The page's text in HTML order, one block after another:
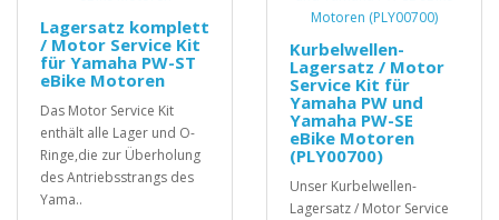
Lagersatz komplett
/ Motor Service Kit
für Yamaha PW-ST
eBike Motoren
Das Motor Service Kit
enthält alle Lager und O-
Ringe,die zur Überholung
des Antriebsstrangs des
Yama..
Kurbelwellen-
Lagersatz / Motor
Service Kit für
Yamaha PW und
Yamaha PW-SE
eBike Motoren
(PLY00700)
Unser Kurbelwellen-
Lagersatz / Motor Service